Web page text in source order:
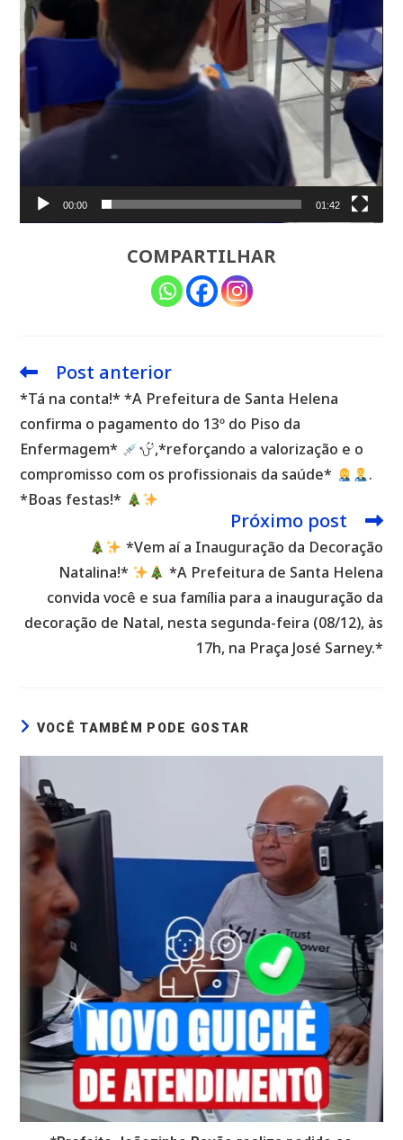
00:00 01:42
COMPARTILHAR
Leia
artigos
Post anterior
*Tá na conta!* *A Prefeitura de Santa Helena
confirma o pagamento do 13º do Piso da
Enfermagem*
,*reforçando a valorização e o
compromisso com os profissionais da saúde*
.
*Boas festas!*
Próximo post
*Vem aí a Inauguração da Decoração
Natalina!*
*A Prefeitura de Santa Helena
convida você e sua família para a inauguração da
decoração de Natal, nesta segunda-feira (08/12), às
17h, na Praça José Sarney.*
VOCÊ TAMBÉM PODE GOSTAR